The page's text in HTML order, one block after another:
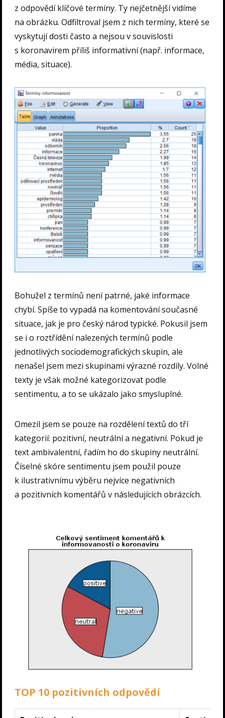
z odpovědí klíčové termíny. Ty nejčetnější vidíme
na obrázku. Odfiltroval jsem z nich termíny, které se
vyskytují dosti často a nejsou v souvislosti
s koronavirem příliš informativní (např. informace,
média, situace).
Bohužel z termínů není patrné, jaké informace
chybí. Spíše to vypadá na komentování současné
situace, jak je pro český národ typické. Pokusil jsem
se i o roztřídění nalezených termínů podle
jednotlivých sociodemografických skupin, ale
nenašel jsem mezi skupinami výrazné rozdíly. Volné
texty je však možné kategorizovat podle
sentimentu, a to se ukázalo jako smysluplné.
Omezil jsem se pouze na rozdělení textů do tří
kategorií: pozitivní, neutrální a negativní. Pokud je
text ambivalentní, řadím ho do skupiny neutrální.
Číselné skóre sentimentu jsem použil pouze
k ilustrativnímu výběru nejvíce negativních
a pozitivních komentářů v následujících obrázcích.
TOP 10 pozitivních odpovědí